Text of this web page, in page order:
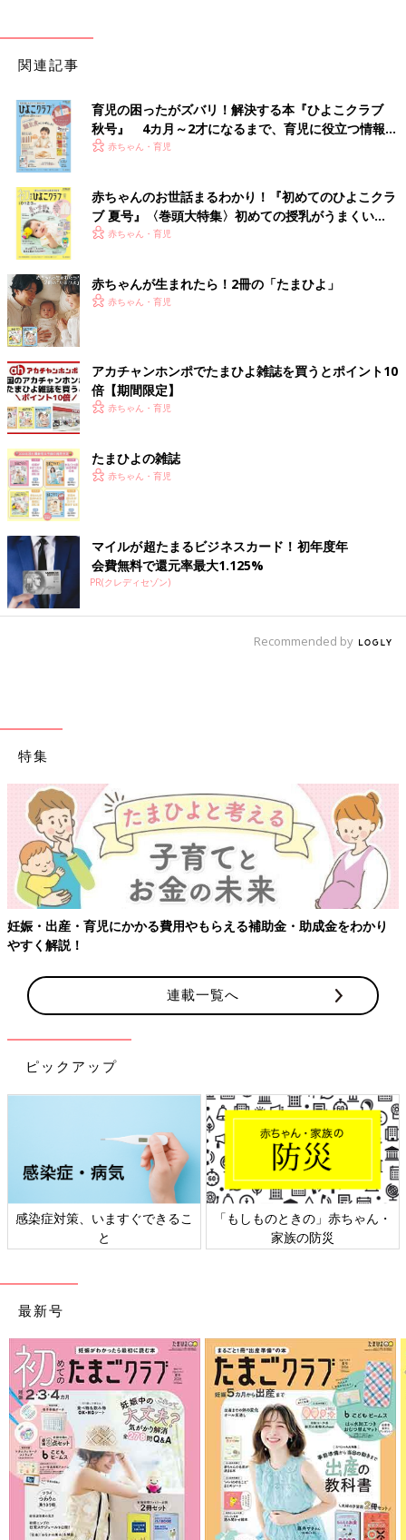
関連記事
育児の困ったがズバリ！解決する本『ひよこクラブ
秋号』 4カ月～2才になるまで、育児に役立つ情報が
いっぱい！
赤ちゃん・育児
赤ちゃんのお世話まるわかり！『初めてのひよこクラ
ブ 夏号』〈巻頭大特集〉初めての授乳がうまくい
く！ おっぱい・ミルクの基本と夏のトラブル 解決テ
赤ちゃん・育児
赤ちゃんが生まれたら！2冊の「たまひよ」
赤ちゃん・育児
アカチャンホンポでたまひよ雑誌を買うとポイント10
倍【期間限定】
赤ちゃん・育児
たまひよの雑誌
赤ちゃん・育児
マイルが超たまるビジネスカード！初年度年
会費無料で還元率最大1.125%
PR(クレディセゾン)
Recommended by
特集
り 【ワクチン接種できるものも】妊婦の感染症対策、知っておい
連載一覧へ
ピックアップ
ん・
日本外来小児科学会リーフレッ
六星占術 細木かおりさん
相談
最新号